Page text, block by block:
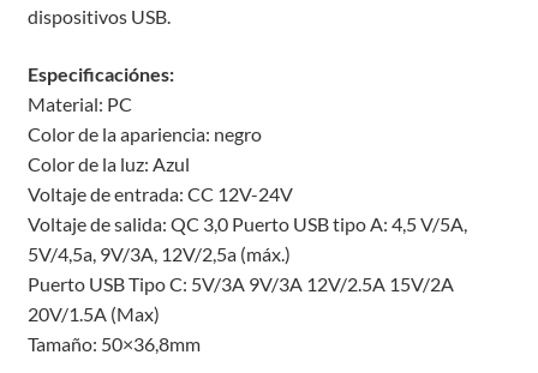
dispositivos USB.
Especificaciónes:
Material: PC
Color de la apariencia: negro
Color de la luz: Azul
Voltaje de entrada: CC 12V-24V
Voltaje de salida: QC 3,0 Puerto USB tipo A: 4,5 V/5A,
5V/4,5a, 9V/3A, 12V/2,5a (máx.)
Puerto USB Tipo C: 5V/3A 9V/3A 12V/2.5A 15V/2A
20V/1.5A (Max)
Tamaño: 50×36,8mm